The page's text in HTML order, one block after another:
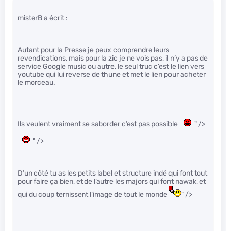
misterB a écrit :
Autant pour la Presse je peux comprendre leurs
revendications, mais pour la zic je ne vois pas, il n’y a pas de
service Google music ou autre, le seul truc c’est le lien vers
youtube qui lui reverse de thune et met le lien pour acheter
le morceau.
Ils veulent vraiment se saborder c’est pas possible
" />
" />
D’un côté tu as les petits label et structure indé qui font tout
pour faire ça bien, et de l’autre les majors qui font nawak, et
qui du coup ternissent l’image de tout le monde
" />